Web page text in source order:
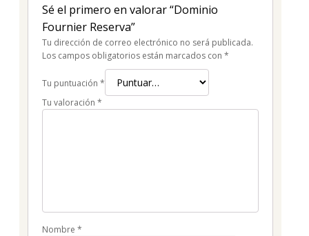
Sé el primero en valorar “Dominio
Fournier Reserva”
Tu dirección de correo electrónico no será publicada.
Los campos obligatorios están marcados con *
Tu puntuación *
Tu valoración *
Nombre *